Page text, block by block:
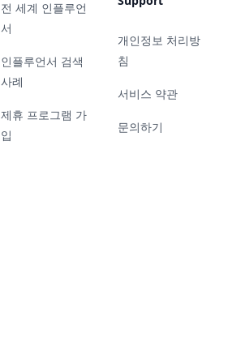
전 세계 인플루언
서
인플루언서 검색
사례
제휴 프로그램 가
입
개인정보 처리방
침
서비스 약관
문의하기